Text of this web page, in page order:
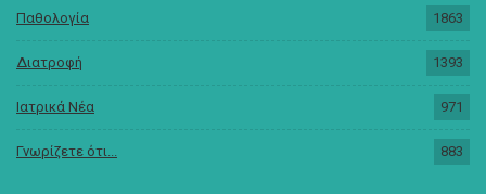
Παθολογία 1863
Διατροφή 1393
Ιατρικά Νέα 971
Γνωρίζετε ότι... 883